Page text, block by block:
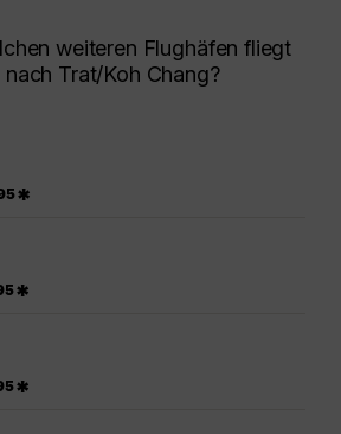
weiteren Flughäfen fliegt
Trat/Koh Chang?
*
*
*